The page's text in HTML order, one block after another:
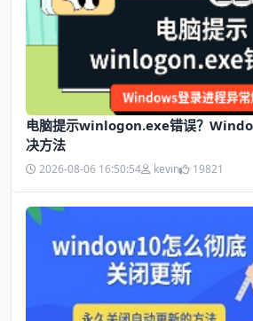
电脑提示winlogon.exe错误？
决方法
2026-08-06 16:50:54 kevin 19821